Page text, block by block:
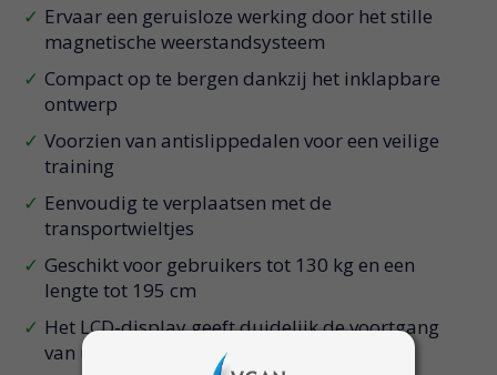
Ervaar een geruisloze werking door het stille
magnetische weerstandsysteem
Compact op te bergen dankzij het inklapbare
ontwerp
Voorzien van antislippedalen voor een veilige
training
Eenvoudig te verplaatsen met de
transportwieltjes
Geschikt voor gebruikers tot 130 kg en een
lengte tot 195 cm
Het LCD-display geeft duidelijk de voortgang
van uw training weer